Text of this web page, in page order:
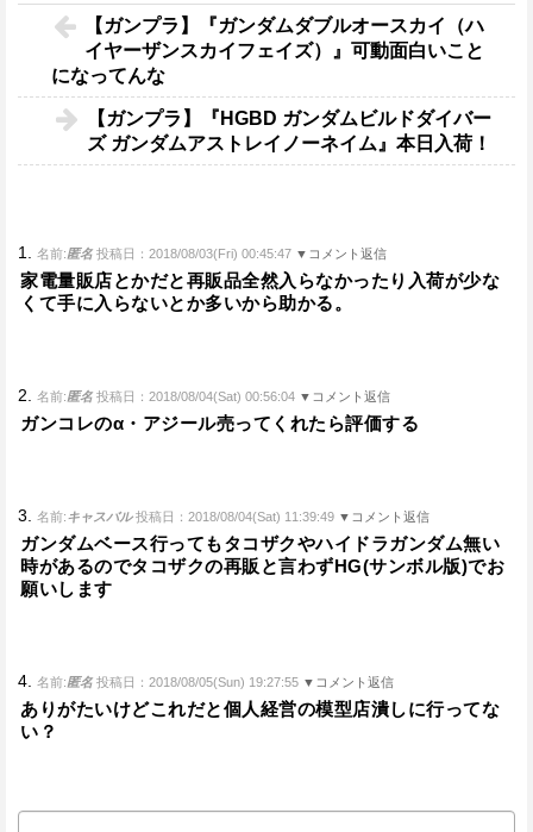
【ガンプラ】『ガンダムダブルオースカイ（ハ
イヤーザンスカイフェイズ）』可動面白いこと
になってんな
【ガンプラ】『HGBD ガンダムビルドダイバー
ズ ガンダムアストレイノーネイム』本日入荷！
1. 名前:匿名 投稿日：2018/08/03(Fri) 00:45:47 ▼コメント返信
家電量販店とかだと再販品全然入らなかったり入荷が少な
くて手に入らないとか多いから助かる。
2. 名前:匿名 投稿日：2018/08/04(Sat) 00:56:04 ▼コメント返信
ガンコレのα・アジール売ってくれたら評価する
3. 名前:キャスバル 投稿日：2018/08/04(Sat) 11:39:49 ▼コメント返信
ガンダムベース行ってもタコザクやハイドラガンダム無い
時があるのでタコザクの再販と言わずHG(サンボル版)でお
願いします
4. 名前:匿名 投稿日：2018/08/05(Sun) 19:27:55 ▼コメント返信
ありがたいけどこれだと個人経営の模型店潰しに行ってな
い？